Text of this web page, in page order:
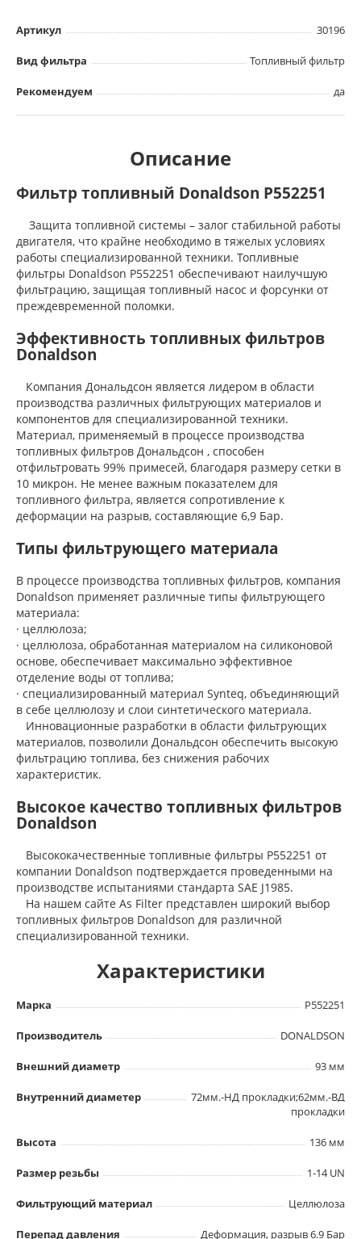
Артикул 30196
Вид фильтра Топливный фильтр
Рекомендуем да
Описание
Фильтр топливный Donaldson P552251
Защита топливной системы – залог стабильной работы
двигателя, что крайне необходимо в тяжелых условиях
работы специализированной техники. Топливные
фильтры Donaldson P552251 обеспечивают наилучшую
фильтрацию, защищая топливный насос и форсунки от
преждевременной поломки.
Эффективность топливных фильтров
Donaldson
Компания Дональдсон является лидером в области
производства различных фильтрующих материалов и
компонентов для специализированной техники.
Материал, применяемый в процессе производства
топливных фильтров Дональдсон , способен
отфильтровать 99% примесей, благодаря размеру сетки в
10 микрон. Не менее важным показателем для
топливного фильтра, является сопротивление к
деформации на разрыв, составляющие 6,9 Бар.
Типы фильтрующего материала
В процессе производства топливных фильтров, компания
Donaldson применяет различные типы фильтрующего
материала:
· целлюлоза;
· целлюлоза, обработанная материалом на силиконовой
основе, обеспечивает максимально эффективное
отделение воды от топлива;
· специализированный материал Synteq, объединяющий
в себе целлюлозу и слои синтетического материала.
Инновационные разработки в области фильтрующих
материалов, позволили Дональдсон обеспечить высокую
фильтрацию топлива, без снижения рабочих
характеристик.
Высокое качество топливных фильтров
Donaldson
Высококачественные топливные фильтры P552251 от
компании Donaldson подтверждается проведенными на
производстве испытаниями стандарта SAE J1985.
На нашем сайте As Filter представлен широкий выбор
топливных фильтров Donaldson для различной
специализированной техники.
Характеристики
Марка P552251
Производитель DONALDSON
Внешний диаметр 93 мм
Внутренний диаметер
72мм.-НД прокладки;62мм.-ВД
прокладки
Высота 136 мм
Размер резьбы 1-14 UN
Фильтрующий материал Целлюлоза
Перепад давления Деформация, разрыв 6.9 Бар